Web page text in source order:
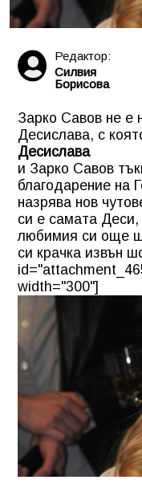
Редактор:
Силвия
Борисова
Зарко Савов не е
Десислава, с
Десислава
и Зарко Савов
благодарение на
назрява нов
си е самата Деси,
любимия си още
си крачка извън
width="300"]